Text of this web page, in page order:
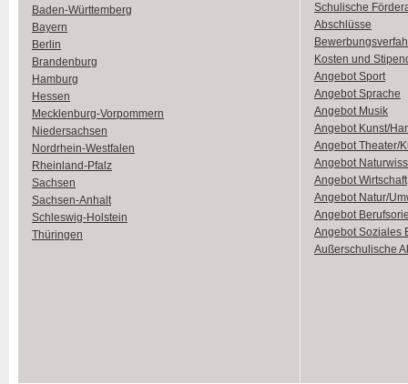
Baden-Württemberg
Bayern
Berlin
Brandenburg
Hamburg
Hessen
Mecklenburg-Vorpommern
Niedersachsen
Nordrhein-Westfalen
Rheinland-Pfalz
Sachsen
Sachsen-Anhalt
Schleswig-Holstein
Thüringen
Schulische
Abschlüsse
Kosten und
Angebot Sport
Angebot Sprache
Angebot Musik
Angebot Kunst/
Angebot Theater/
Angebot
Angebot Wirtschaft
Angebot Natur/
Angebot
Angebot Soziales
Außerschulische